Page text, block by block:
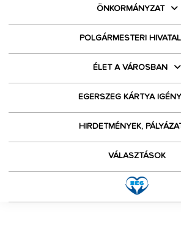
ÖNKORMÁNYZAT
POLGÁRMESTERI HIVATAL
ÉLET A VÁROSBAN
EGERSZEG KÁRTYA
HIRDETMÉNYEK,
VÁLASZTÁSOK